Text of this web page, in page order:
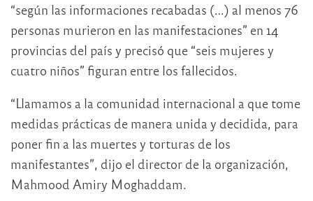
“según las informaciones recabadas (…) al menos 76
personas murieron en las manifestaciones” en 14
provincias del país y precisó que “seis mujeres y
cuatro niños” figuran entre los fallecidos.
“Llamamos a la comunidad internacional a que tome
medidas prácticas de manera unida y decidida, para
poner fin a las muertes y torturas de los
manifestantes”, dijo el director de la organización,
Mahmood Amiry Moghaddam.